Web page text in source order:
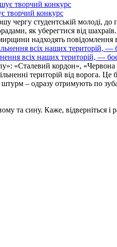
творчий конкурс
чергу студентській молоді,
як уберегтися від
надходять повідомлення
всіх наших територій, —
«Сталевий кордон»,
територій від ворога.
– одразу отримують по
та сину. Каже, відверніться і